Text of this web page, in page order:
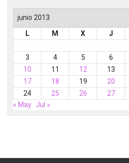
junio 2013
L
M X J
3
4 5 6
10
11 12 13
17
18 19 20
24
25 26 27
« May Jul »